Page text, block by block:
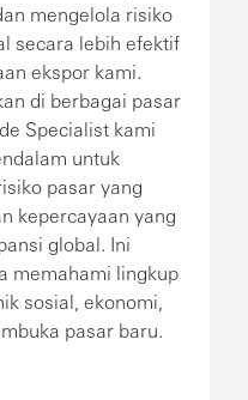
mengelola risiko
secara lebih efektif
ekspor kami.
di berbagai pasar
Specialist kami
untuk
pasar yang
kepercayaan yang
global. Ini
memahami lingkup
sosial, ekonomi,
pasar baru.